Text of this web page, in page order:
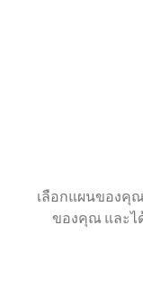
เลือกแผนของคุ
ของคุณ และไ